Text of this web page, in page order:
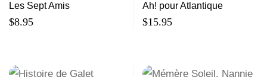
Les Sept Amis
$8.95
Ah! pour Atlantique
$15.95